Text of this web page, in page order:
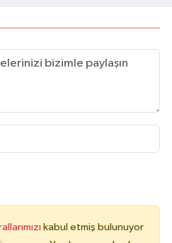
kabul etmiş bulunuyor